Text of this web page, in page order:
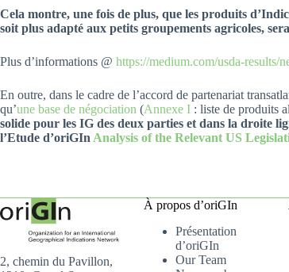
Cela montre, une fois de plus, que les produits
soit plus adapté aux petits groupements agricoles,
Plus d’informations @ https://medium.com/usda-results/
En outre, dans le cadre de l’accord de partenariat
qu’une base de négociation (Annexe I : liste de produits
solide pour les IG des deux parties et dans la droite
l’Etude d’oriGIn Analysis of the Relevant US
2, chemin du Pavillon,
À propos d’oriGIn
Présentation
d’oriGIn
Our Team